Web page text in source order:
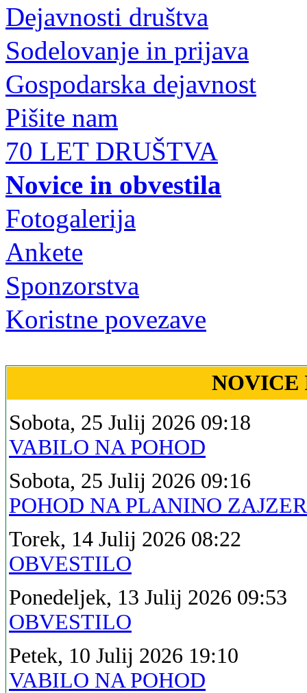
Dejavnosti društva
Sodelovanje in prijava
Gospodarska dejavnost
Pišite nam
70 LET DRUŠTVA
Novice in obvestila
Fotogalerija
Ankete
Sponzorstva
Koristne povezave
NOVICE
Sobota, 25 Julij 2026 09:18
VABILO NA POHOD
Sobota, 25 Julij 2026 09:16
POHOD NA PLANINO
Torek, 14 Julij 2026 08:22
OBVESTILO
Ponedeljek, 13 Julij 2026 09:53
OBVESTILO
Petek, 10 Julij 2026 19:10
VABILO NA POHOD